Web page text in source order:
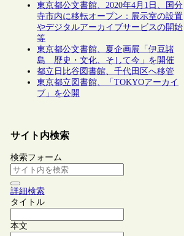
東京都公文書館、2020年4月1日、国分
寺市内に移転オープン：展示室の設置
やデジタルアーカイブサービスの開始
等
東京都公文書館、夏企画展「伊豆諸
島 歴史・文化、そして今」を開催
都立日比谷図書館、千代田区へ移管
東京都立図書館、「TOKYOアーカイ
ブ」を公開
サイト内検索
検索フォーム
詳細検索
タイトル
本文